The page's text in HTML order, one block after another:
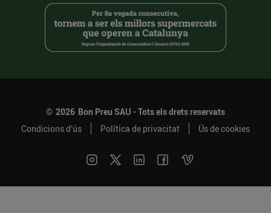
© 2026 Bon Preu SAU - Tots els drets reservats
Condicions d’ús
Política de privacitat Ús de cookies